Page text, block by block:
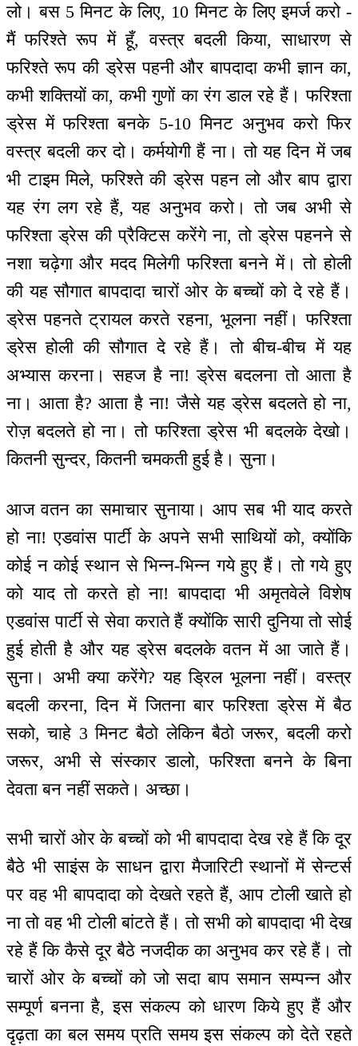
लो। बस 5 मिनट के लिए, 10 मिनट के लिए इमर्ज करो -
मैं फरिश्ते रूप में हूँ, वस्त्र बदली किया, साधारण से
फरिश्ते रूप की ड्रेस पहनी और बापदादा कभी ज्ञान का,
कभी शक्तियों का, कभी गुणों का रंग डाल रहे हैं। फरिश्ता
ड्रेस में फरिश्ता बनके 5-10 मिनट अनुभव करो फिर
वस्त्र बदली कर दो। कर्मयोगी हैं ना। तो यह दिन में जब
भी टाइम मिले, फरिश्ते की ड्रेस पहन लो और बाप द्वारा
यह रंग लग रहे हैं, यह अनुभव करो। तो जब अभी से
फरिश्ता ड्रेस की प्रैक्टिस करेंगे ना, तो ड्रेस पहनने से
नशा चढ़ेगा और मदद मिलेगी फरिश्ता बनने में। तो होली
की यह सौगात बापदादा चारों ओर के बच्चों को दे रहे हैं।
ड्रेस पहनते ट्रायल करते रहना, भूलना नहीं। फरिश्ता
ड्रेस होली की सौगात दे रहे हैं। तो बीच-बीच में यह
अभ्यास करना। सहज है ना! ड्रेस बदलना तो आता है
ना। आता है? आता है ना! जैसे यह ड्रेस बदलते हो ना,
रोज़ बदलते हो ना। तो फरिश्ता ड्रेस भी बदलके देखो।
कितनी सुन्दर, कितनी चमकती हुई है। सुना।
आज वतन का समाचार सुनाया। आप सब भी याद करते
हो ना! एडवांस पार्टी के अपने सभी साथियों को, क्योंकि
कोई न कोई स्थान से भिन्न-भिन्न गये हुए हैं। तो गये हुए
को याद तो करते हो ना! बापदादा भी अमृतवेले विशेष
एडवांस पार्टी से सेवा कराते हैं क्योंकि सारी दुनिया तो सोई
हुई होती है और यह ड्रेस बदलके वतन में आ जाते हैं।
सुना। अभी क्या करेंगे? यह ड्रिल भूलना नहीं। वस्त्र
बदली करना, दिन में जितना बार फरिश्ता ड्रेस में बैठ
सको, चाहे 3 मिनट बैठो लेकिन बैठो जरूर, बदली करो
जरूर, अभी से संस्कार डालो, फरिश्ता बनने के बिना
देवता बन नहीं सकते। अच्छा।
सभी चारों ओर के बच्चों को भी बापदादा देख रहे हैं कि दूर
बैठे भी साइंस के साधन द्वारा मैजारिटी स्थानों में सेन्टर्स
पर वह भी बापदादा को देखते रहते हैं, आप टोली खाते हो
ना तो वह भी टोली बांटते हैं। तो सभी को बापदादा भी देख
रहे हैं कि कैसे दूर बैठे नजदीक का अनुभव कर रहे हैं। तो
चारों ओर के बच्चों को जो सदा बाप समान सम्पन्न और
सम्पूर्ण बनना है, इस संकल्प को धारण किये हुए हैं और
दृढ़ता का बल समय प्रति समय इस संकल्प को देते रहते